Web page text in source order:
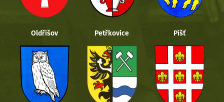
Oldřišov Petřkovice Píšť